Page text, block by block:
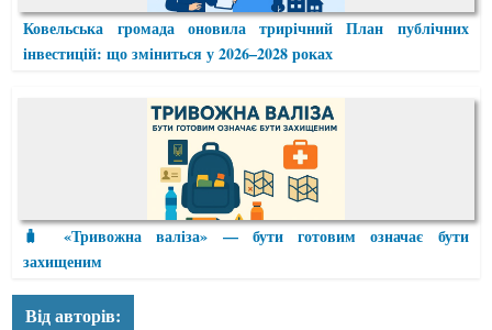
Ковельська громада оновила трирічний План публічних
інвестицій: що зміниться у 2026–2028 роках
🧳 «Тривожна валіза» — бути готовим означає бути
захищеним
Від авторів: